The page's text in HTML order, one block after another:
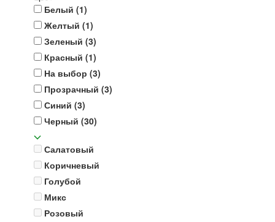
Белый (1)
Желтый (1)
Зеленый (3)
Красный (1)
На выбор (3)
Прозрачный (3)
Синий (3)
Черный (30)
Салатовый
Коричневый
Голубой
Микс
Розовый